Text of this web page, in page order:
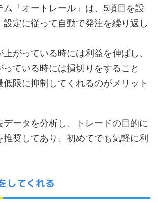
ム「オートレール」は、5項目を設
定に従って自動で発注を繰り返し
がっている時には利益を伸ばし、
ている時には損切りをすること
限に抑制してくれるのがメリット
ータを分析し、トレードの目的に
推奨してあり、初めてでも気軽に利
してくれる